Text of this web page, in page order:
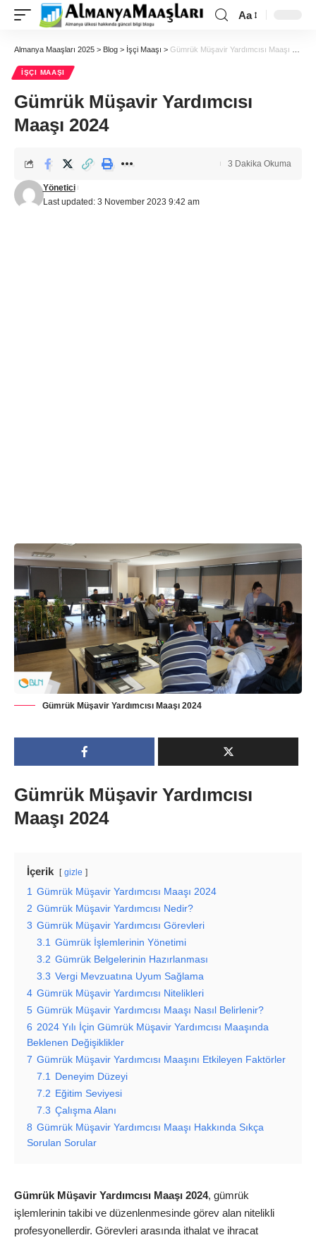
Aa
Almanya Maaşları 2025 > Blog > İşçi Maaşı > Gümrük Müşavir Yardımcısı Maaşı 2024
İŞÇI MAAŞI
Gümrük Müşavir Yardımcısı
Maaşı 2024
Last updated: 3 November 2023 9:42 am
Yönetici
3 Dakika Okuma
Gümrük Müşavir Yardımcısı Maaşı 2024
Gümrük Müşavir Yardımcısı
Maaşı 2024
İçerik gizle
1 Gümrük Müşavir Yardımcısı Maaşı 2024
2 Gümrük Müşavir Yardımcısı Nedir?
3 Gümrük Müşavir Yardımcısı Görevleri
3.1 Gümrük İşlemlerinin Yönetimi
3.2 Gümrük Belgelerinin Hazırlanması
3.3 Vergi Mevzuatına Uyum Sağlama
4 Gümrük Müşavir Yardımcısı Nitelikleri
5 Gümrük Müşavir Yardımcısı Maaşı Nasıl Belirlenir?
6 2024 Yılı İçin Gümrük Müşavir Yardımcısı Maaşında
Beklenen Değişiklikler
7 Gümrük Müşavir Yardımcısı Maaşını Etkileyen Faktörler
7.1 Deneyim Düzeyi
7.2 Eğitim Seviyesi
7.3 Çalışma Alanı
8 Gümrük Müşavir Yardımcısı Maaşı Hakkında Sıkça
Sorulan Sorular
Gümrük Müşavir Yardımcısı Maaşı 2024, gümrük
işlemlerinin takibi ve düzenlenmesinde görev alan nitelikli
profesyonellerdir. Görevleri arasında ithalat ve ihracat